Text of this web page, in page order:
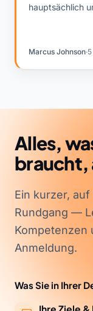
hauptsächlich
Marcus Johnson·
Alles,
braucht,
Ein kurzer,
Rundgang —
Kompetenzen
Anmeldung.
Was Sie in Ihrer